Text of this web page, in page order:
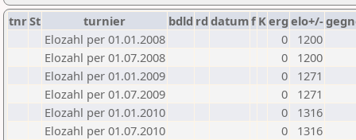
tnrSt turnier bdld rd datumf Kerg elo+/-
Elozahl per 01.01.2008
0
1200
Elozahl per 01.07.2008
0
1200
Elozahl per 01.01.2009
0
1271
Elozahl per 01.07.2009
0
1271
Elozahl per 01.01.2010
0
1316
Elozahl per 01.07.2010
0
1316